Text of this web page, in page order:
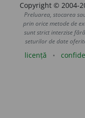
Copyright © 2004-
Preluarea, stocarea
prin orice metode de
sunt strict interzise
seturilor de date
licență